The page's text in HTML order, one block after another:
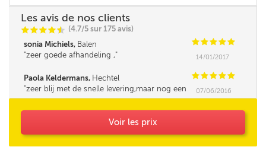
Les avis de nos clients
CCCCi
@ (4.7/5 sur 175 avis)
sonia Michiels, Balen CCCCC
zeer goede afhandeling ,
14/01/2017
Paola Keldermans, Hechtel CCCCC
zeer blij met de snelle levering,maar nog een
geluk dat ik zij hoeveel ik nodig had want de
gezet,en anders had ik maar de helft
07/06/2016
Voir les prix